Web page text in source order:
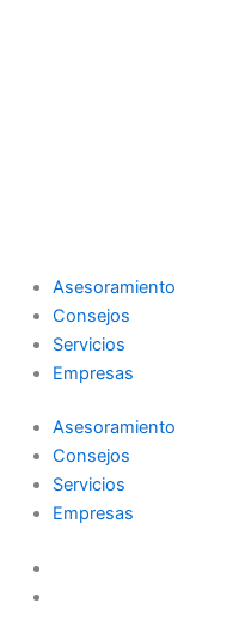
Asesoramiento
Consejos
Servicios
Empresas
Asesoramiento
Consejos
Servicios
Empresas